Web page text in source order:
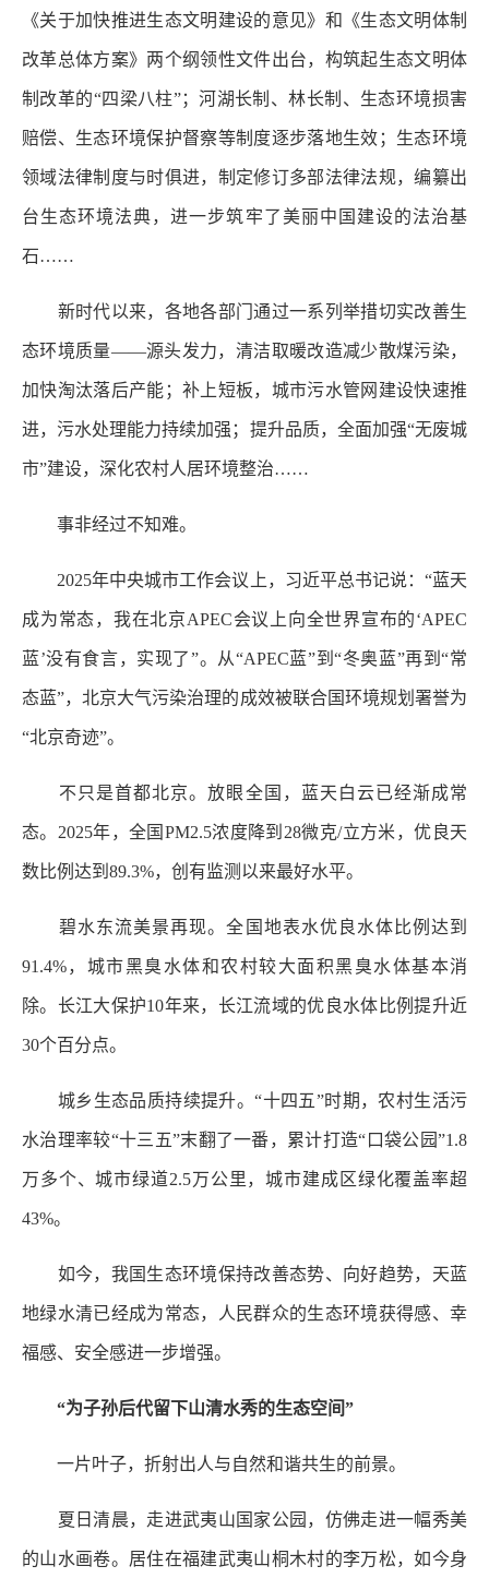
《关于加快推进生态文明建设的意见》和《生态文明体制
改革总体方案》两个纲领性文件出台，构筑起生态文明体
制改革的“四梁八柱”；河湖长制、林长制、生态环境损害
赔偿、生态环境保护督察等制度逐步落地生效；生态环境
领域法律制度与时俱进，制定修订多部法律法规，编纂出
台生态环境法典，进一步筑牢了美丽中国建设的法治基
石……
新时代以来，各地各部门通过一系列举措切实改善生
态环境质量——源头发力，清洁取暖改造减少散煤污染，
加快淘汰落后产能；补上短板，城市污水管网建设快速推
进，污水处理能力持续加强；提升品质，全面加强“无废城
市”建设，深化农村人居环境整治……
事非经过不知难。
2025年中央城市工作会议上，习近平总书记说：“蓝天
成为常态，我在北京APEC会议上向全世界宣布的‘APEC
蓝’没有食言，实现了”。从“APEC蓝”到“冬奥蓝”再到“常
态蓝”，北京大气污染治理的成效被联合国环境规划署誉为
“北京奇迹”。
不只是首都北京。放眼全国，蓝天白云已经渐成常
态。2025年，全国PM2.5浓度降到28微克/立方米，优良天
数比例达到89.3%，创有监测以来最好水平。
碧水东流美景再现。全国地表水优良水体比例达到
91.4%，城市黑臭水体和农村较大面积黑臭水体基本消
除。长江大保护10年来，长江流域的优良水体比例提升近
30个百分点。
城乡生态品质持续提升。“十四五”时期，农村生活污
水治理率较“十三五”末翻了一番，累计打造“口袋公园”1.8
万多个、城市绿道2.5万公里，城市建成区绿化覆盖率超
43%。
如今，我国生态环境保持改善态势、向好趋势，天蓝
地绿水清已经成为常态，人民群众的生态环境获得感、幸
福感、安全感进一步增强。
“为子孙后代留下山清水秀的生态空间”
一片叶子，折射出人与自然和谐共生的前景。
夏日清晨，走进武夷山国家公园，仿佛走进一幅秀美
的山水画卷。居住在福建武夷山桐木村的李万松，如今身